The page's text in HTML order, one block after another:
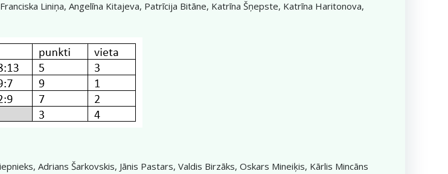
Liniņa, Angelīna Kitajeva, Patrīcija Bitāne, Katrīna Šņepste, Katrīna Haritonova,
Adrians Šarkovskis, Jānis Pastars, Valdis Birzāks, Oskars Mineiķis, Kārlis Mincāns